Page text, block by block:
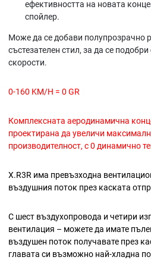
ефективността на новата
спойлер.
Може да се добави полупрозрачно
състезателен стил, за да се
скорости.
0-160 KM/H = 0 GR
Комплексната аеродинамична
проектирана да увеличи
производителност, с 0 динамично
X.R3R има превъзходна
въздушния поток през каската
С шест въздухопровода и четири
вентилация – можете да имате
въздушен поток получавате през
главата си възможно най-хладна